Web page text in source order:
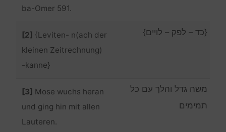
ba-Omer 591.
[2] {Leviten- n(ach der
kleinen Zeitrechnung)
-kanne}
{כד – לפק – לויים}
[3] Mose wuchs heran
und ging hin mit allen
Lauteren.
משה גדל והלך עם כל
תמימים